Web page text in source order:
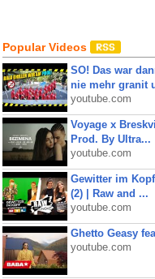
Popular Videos
SO! Das war
nie mehr granit
youtube.com
Voyage x
Prod. By Ultra...
youtube.com
Gewitter im
(2) | Raw and ...
youtube.com
Ghetto Geasy
youtube.com